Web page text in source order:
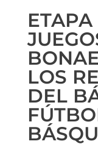
LOS
DEL